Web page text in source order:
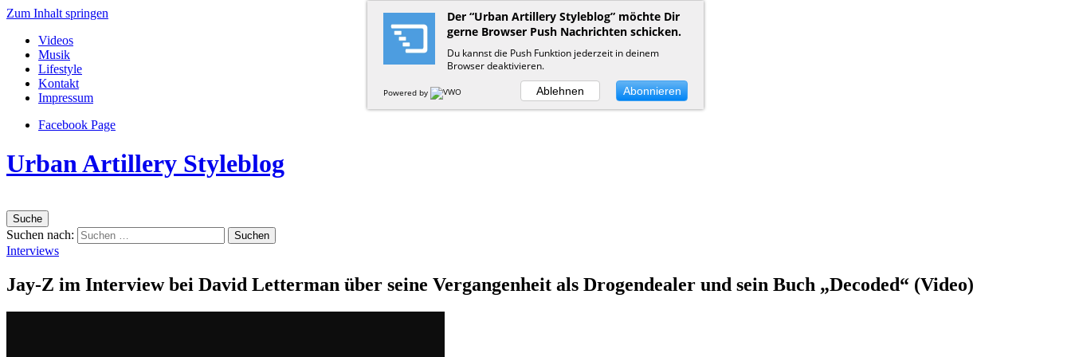
Zum Inhalt springen
Videos
Musik
Lifestyle
Kontakt
Impressum
Facebook Page
Urban Artillery Styleblog
Suche
Suchen nach:
Interviews
Jay-Z im Interview bei David Letterman über seine Vergangenheit als Drogendealer und sein Buch „Decoded“ (Video)
Der “Urban Artillery Styleblog” möchte Dir
gerne Browser Push Nachrichten schicken.
Du kannst die Push Funktion jederzeit in deinem
Browser deaktivieren.
Powered by Ablehnen Abonnieren